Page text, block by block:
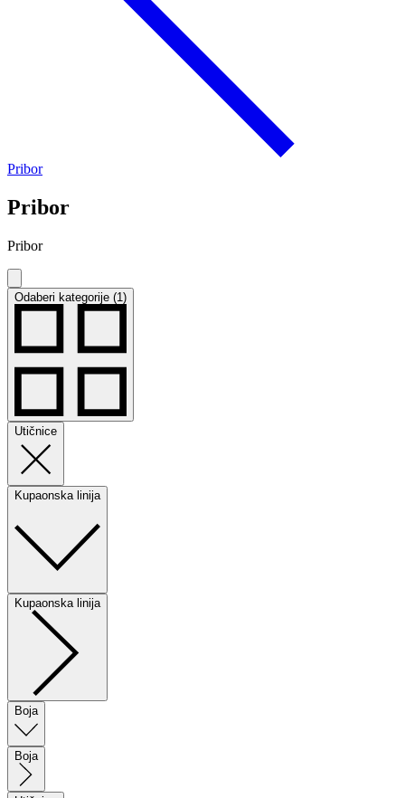
Pribor
Pribor
Pribor
Odaberi kategorije (1)
Utičnice
Kupaonska linija
Kupaonska linija
Boja
Boja